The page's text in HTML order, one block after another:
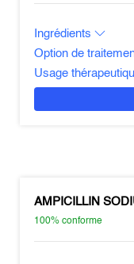
Ingrédients
Option de
Usage
AMPICILLIN
100%conforme